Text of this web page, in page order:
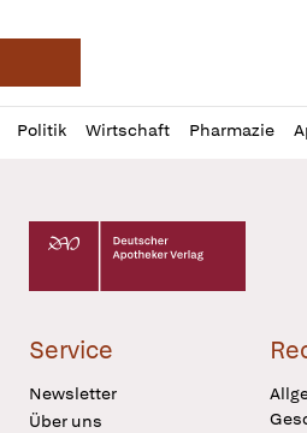
Deutsche Apotheker
Politik Wirtschaft Pharmazie
Profil
öffnen
Daz
Pur
Deutscher Apotheker Verlag
Service
Newsletter
Über uns